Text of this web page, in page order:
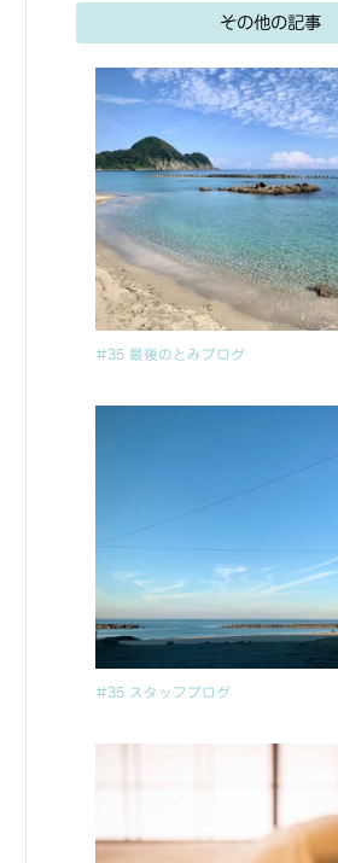
その他の記事
#35 最後のとみブログ
#35 スタッフブログ